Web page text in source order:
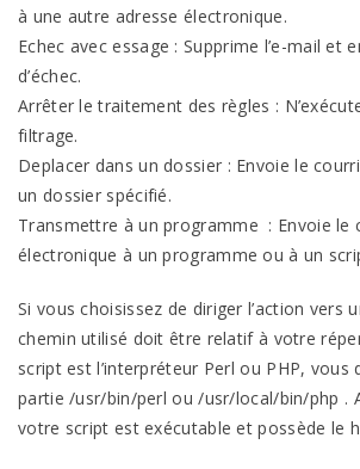
à une autre adresse électronique.
Echec avec essage : Supprime l’e-mail et
d’échec.
Arrêter le traitement des règles :
filtrage.
Deplacer dans un dossier : Envoie le
un dossier spécifié.
Transmettre à un programme : Envoie le
électronique à un programme ou à un
Si vous choisissez de diriger l’action vers
chemin utilisé doit être relatif à votre
script est l’interpréteur Perl ou PHP, vous
partie /usr/bin/perl ou /usr/local/bin/php .
votre script est exécutable et possède le